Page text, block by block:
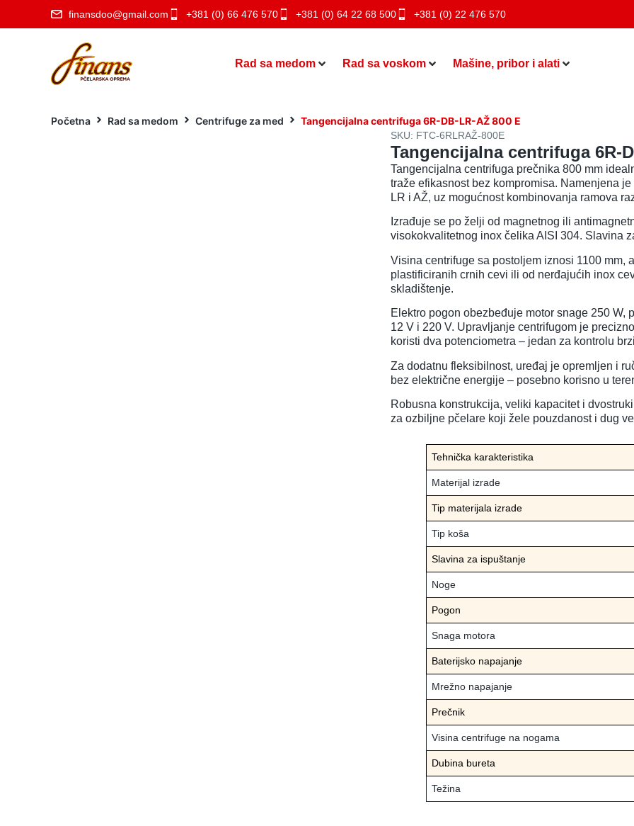
finansdoo@gmail.com +381 (0) 66 476 570 +381 (0) 64 22 68 500 +381 (0) 22 476 570
Rad sa medom Rad sa voskom Mašine, pribor i alati
Početna Rad sa medom Centrifuge za med Tangencijalna centrifuga 6R-DB-LR-AŽ 800 E
SKU: FTC-6RLRAŽ-800E
Tangencijalna centrifuga 6R-
Tangencijalna centrifuga prečnika 800 mm
traže efikasnost bez kompromisa. Namenjena
LR i AŽ, uz mogućnost kombinovanja ramova
Izrađuje se po želji od magnetnog ili
visokokvalitetnog inox čelika AISI 304. Slavina
Visina centrifuge sa postoljem iznosi 1100 mm,
plastificiranih crnih cevi ili od nerđajućih inox
skladištenje.
Elektro pogon obezbeđuje motor snage 250
12 V i 220 V. Upravljanje centrifugom je
koristi dva potenciometra – jedan za kontrolu
Za dodatnu fleksibilnost, uređaj je opremljen i
bez električne energije – posebno korisno u
Robusna konstrukcija, veliki kapacitet i
za ozbiljne pčelare koji žele pouzdanost i dug
Tehnička karakteristika
Materijal izrade
Tip materijala izrade
Tip koša
Slavina za ispuštanje
Noge
Pogon
Snaga motora
Baterijsko napajanje
Mrežno napajanje
Prečnik
Visina centrifuge na nogama
Dubina bureta
Težina